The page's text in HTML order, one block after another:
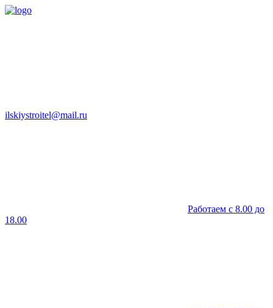
ilskiystroitel@mail.ru
Работаем с 8.00 до
18.00